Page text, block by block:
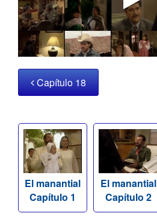
Capítulo 18
El manantial
Capítulo 1
El manantial
Capítulo 2